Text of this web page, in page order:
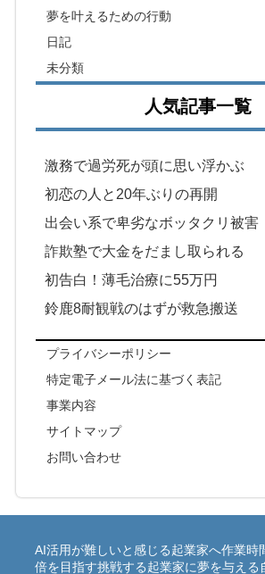
夢を叶えるための行動
日記
未分類
人気記事一覧
激務で過労死が頭に思い浮かぶ
初恋の人と20年ぶりの再開
出会い系で卑劣なボッタクリ被害
詐欺塾で大金をだまし取られる
初告白！薄毛治療に55万円
鈴鹿8耐観戦のはずが救急搬送
プライバシーポリシー
特定電子メール法に基づく表記
事業内容
サイトマップ
お問い合わせ
AI活用が難しいと感じる起業家へ作業時
倍を目指す挑戦する起業家に夢を与える